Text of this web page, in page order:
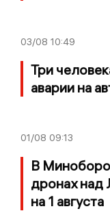
03/08 10:49
Три
аварии на
01/08 09:13
В
дронах над
на 1 августа